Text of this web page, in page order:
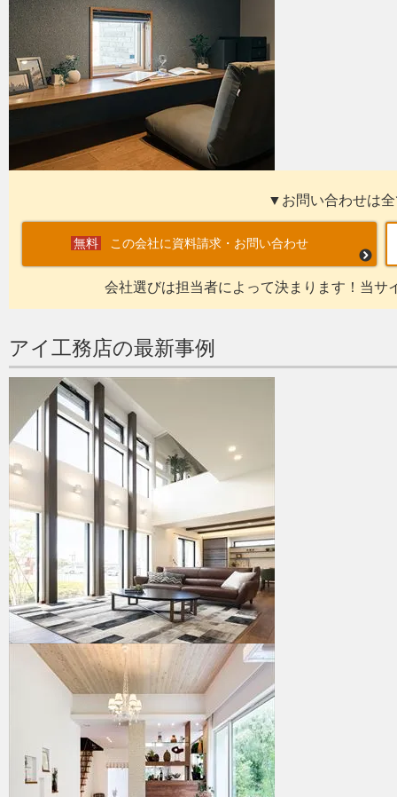
▼お問い合わせは
この会社に資料請求・お問い合わせ
会社選びは担当者によって決まります！当サ
アイ工務店の最新事例